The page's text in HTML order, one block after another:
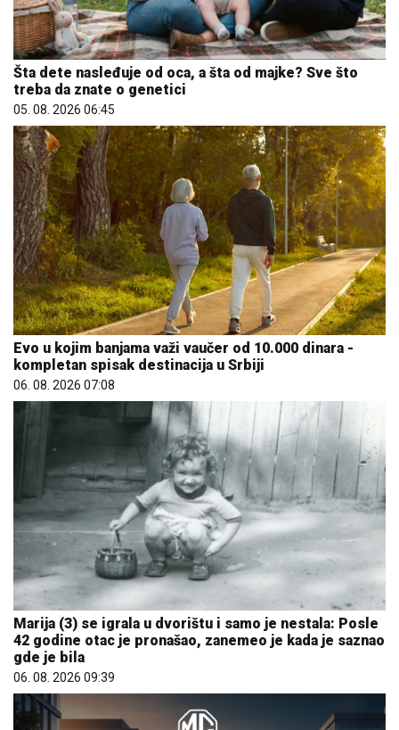
Šta dete nasleđuje od oca, a šta od majke? Sve što
treba da znate o genetici
05. 08. 2026 06:45
Evo u kojim banjama važi vaučer od 10.000 dinara -
kompletan spisak destinacija u Srbiji
06. 08. 2026 07:08
Marija (3) se igrala u dvorištu i samo je nestala: Posle
42 godine otac je pronašao, zanemeo je kada je saznao
gde je bila
06. 08. 2026 09:39